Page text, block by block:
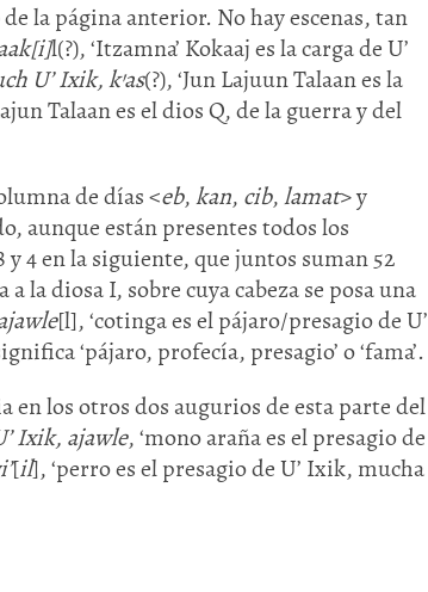
la página anterior. No hay escenas, tan
l(?), ‘Itzamna’ Kokaaj es la carga de U’
U’ Ixik, k’as(?), ‘Jun Lajuun Talaan es la
Talaan es el dios Q, de la guerra y del
de días <eb,kan, cib,lamat> y
aunque están presentes todos los
y 4 en la siguiente, que juntos suman 52
la diosa I, sobre cuya cabeza se posa una
[l], ‘cotinga es el pájaro/presagio de U’
‘pájaro, profecía, presagio’ o ‘fama’.
en los otros dos augurios de esta parte del
Ixik, ajawle, ‘mono araña es el presagio de
[il], ‘perro es el presagio de U’ Ixik, mucha